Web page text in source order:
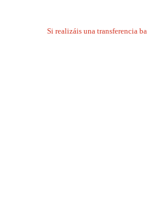
Si realizáis una transferencia